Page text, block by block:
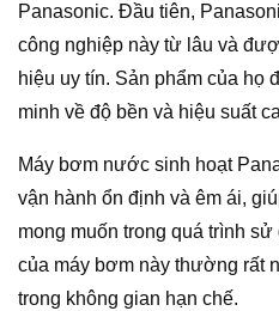
Panasonic. Đầu tiên,
công nghiệp này từ lâu và
hiệu uy tín. Sản phẩm của họ
minh về độ bền và hiệu suất
Máy bơm nước sinh hoạt
vận hành ổn định và êm ái,
mong muốn trong quá trình
của máy bơm này thường rất
trong không gian hạn chế.